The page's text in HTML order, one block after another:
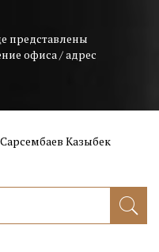
представлены
офиса / адрес
Сарсембаев Казыбек